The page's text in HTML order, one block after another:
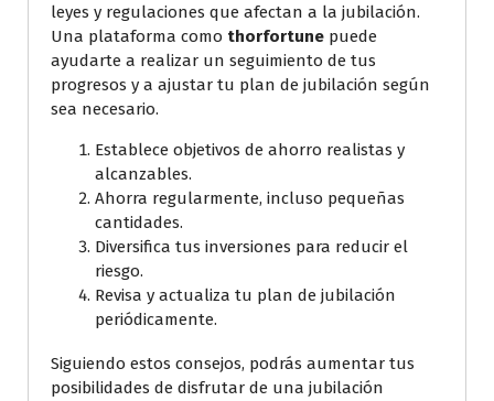
leyes y regulaciones que afectan a la jubilación.
Una plataforma como thorfortune puede
ayudarte a realizar un seguimiento de tus
progresos y a ajustar tu plan de jubilación según
sea necesario.
Establece objetivos de ahorro realistas y
alcanzables.
Ahorra regularmente, incluso pequeñas
cantidades.
Diversifica tus inversiones para reducir el
riesgo.
Revisa y actualiza tu plan de jubilación
periódicamente.
Siguiendo estos consejos, podrás aumentar tus
posibilidades de disfrutar de una jubilación